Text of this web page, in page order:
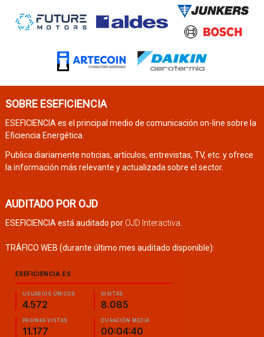
SOBRE ESEFICIENCIA
ESEFICIENCIA es el principal medio de comunicación on-line sobre la
Eficiencia Energética.
Publica diariamente noticias, artículos, entrevistas, TV, etc. y ofrece
la información más relevante y actualizada sobre el sector.
AUDITADO POR OJD
ESEFICIENCIA está auditado por OJD Interactiva
TRÁFICO WEB (durante último mes auditado disponible):